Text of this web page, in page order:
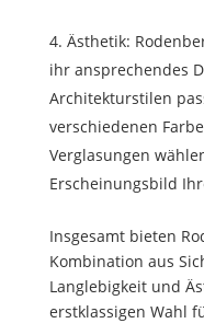
Ästhetik:
ihr ansprechendes
Architekturstilen
verschiedenen
Verglasungen
Erscheinungsbild
Insgesamt bieten
Kombination aus
Langlebigkeit und
erstklassigen Wahl